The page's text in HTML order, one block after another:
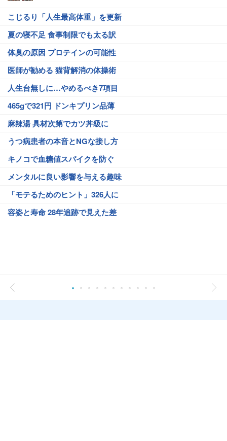
こじるり「人生最高体重」を更新
夏の寝不足 食事制限でも太る訳
体臭の原因 プロテインの可能性
医師が勧める 猫背解消の体操術
人生台無しに…やめるべき7項目
465gで321円 ドンキプリン品薄
麻辣湯 具材次第でカツ丼級に
うつ病患者の本音とNGな接し方
キノコで血糖値スパイクを防ぐ
メンタルに良い影響を与える趣味
「モテるためのヒント」326人に
容姿と寿命 28年追跡で見えた差